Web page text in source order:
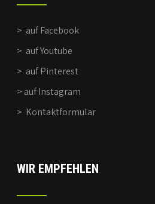
> auf Facebook
> auf Youtube
> auf Pinterest
> auf Instagram
> Kontaktformular
WIR EMPFEHLEN